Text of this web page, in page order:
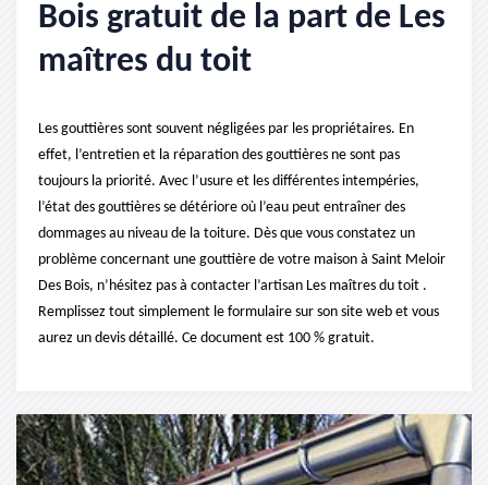
Bois gratuit de la part de Les
maîtres du toit
Les gouttières sont souvent négligées par les propriétaires. En
effet, l’entretien et la réparation des gouttières ne sont pas
toujours la priorité. Avec l’usure et les différentes intempéries,
l’état des gouttières se détériore où l’eau peut entraîner des
dommages au niveau de la toiture. Dès que vous constatez un
problème concernant une gouttière de votre maison à Saint Meloir
Des Bois, n’hésitez pas à contacter l’artisan Les maîtres du toit .
Remplissez tout simplement le formulaire sur son site web et vous
aurez un devis détaillé. Ce document est 100 % gratuit.